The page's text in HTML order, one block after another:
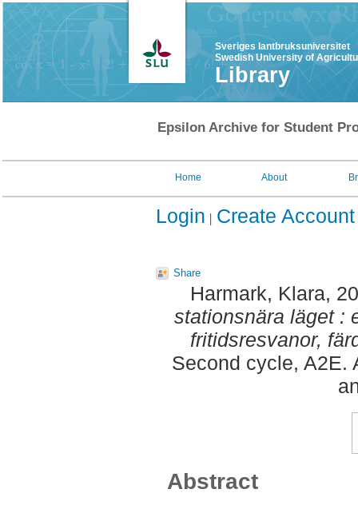
Sveriges lantbruksuniversitet
Swedish University of
Library
Epsilon Archive for Student
Home About
Login Create Account
Share
Harmark, Klara,
stationsnära läget :
fritidsresvanor,
Second cycle, A2E.
Abstract